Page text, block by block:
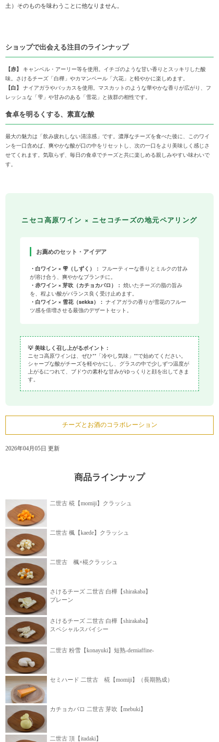
土）そのものを味わうことに他なりません。
ショップで出会える注目のラインナップ
【赤】
キャンベル・アーリー等を使用。イチゴのような甘い香りとスッキリした酸
味。さけるチーズ「白樺」やカマンベール「六花」と軽やかに楽しめます。
【白】 ナイアガラやバッカスを使用。マスカットのような華やかな香りが広がり、フ
レッシュな「雫」や甘みのある「雪花」と抜群の相性です。
食卓を明るくする、素直な酸
最大の魅力は「飲み疲れしない清涼感」です。濃厚なチーズを食べた後に、このワイ
ンを一口含めば、爽やかな酸が口の中をリセットし、次の一口をより美味しく感じさ
せてくれます。気取らず、毎日の食卓でチーズと共に楽しめる親しみやすい味わいで
す。
ニセコ高原ワイン × ニセコチーズの地元ペアリング
お薦めのセット・アイデア
・白ワイン × 雫（しずく）： フルーティーな香りとミルクの甘み
が溶け合う、爽やかなブランチに。
・赤ワイン × 芽吹（カチョカバロ）： 焼いたチーズの脂の旨み
を、程よい酸がバランス良く受け止めます。
・白ワイン × 雪花（sekka）： ナイアガラの香りが雪花のフルー
ツ感を倍増させる最強のデザートセット。
💡美味しく召し上がるポイント：
ニセコ高原ワインは、ぜひ**「冷やし気味」**で始めてください。
シャープな酸がチーズを軽やかにし、グラスの中で少しずつ温度が
上がるにつれて、ブドウの素朴な甘みがゆっくりと顔を出してきま
す。
チーズとお酒のコラボレーション
2026年04月05日 更新
商品ラインナップ
二世古 椛【momiji】クラッシュ
二世古 楓【kaede】クラッシュ
二世古 楓×椛クラッシュ
さけるチーズ 二世古 白樺【shirakaba】
プレーン
さけるチーズ 二世古 白樺【shirakaba】
スペシャルスパイシー
二世古 粉雪【konayuki】短熟-demiaffine-
セミハード 二世古 椛【momiji】（長期熟成）
カチョカバロ 二世古 芽吹【mebuki】
二世古 頂【itadaki】